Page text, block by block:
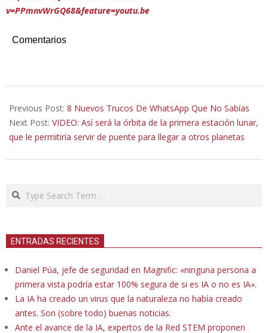
v=PPmnvWrGQ68&feature=youtu.be
Comentarios
07-
21
Previous Post: 8 Nuevos Trucos De WhatsApp Que No Sabías
Next Post: VIDEO: Así será la órbita de la primera estación lunar,
que le permitiría servir de puente para llegar a otros planetas
Search
ENTRADAS RECIENTES
Daniel Púa, jefe de seguridad en Magnific: «ninguna persona a
primera vista podría estar 100% segura de si es IA o no es IA».
La IA ha creado un virus que la naturaleza no había creado
antes. Son (sobre todo) buenas noticias.
Ante el avance de la IA, expertos de la Red STEM proponen